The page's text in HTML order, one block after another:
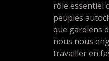
rôle essentiel
peuples
que gardiens
nous nous
travailler en